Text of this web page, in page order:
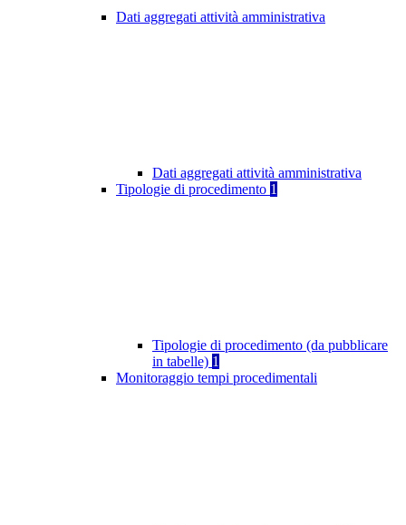
Dati aggregati attività amministrativa
Dati aggregati attività amministrativa
Tipologie di procedimento 1
Tipologie di procedimento (da pubblicare
in tabelle) 1
Monitoraggio tempi procedimentali